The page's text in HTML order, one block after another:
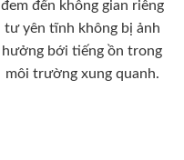
đem đến không gian riêng
tư yên tĩnh không bị ảnh
hưởng bới tiếng ồn trong
môi trường xung quanh.